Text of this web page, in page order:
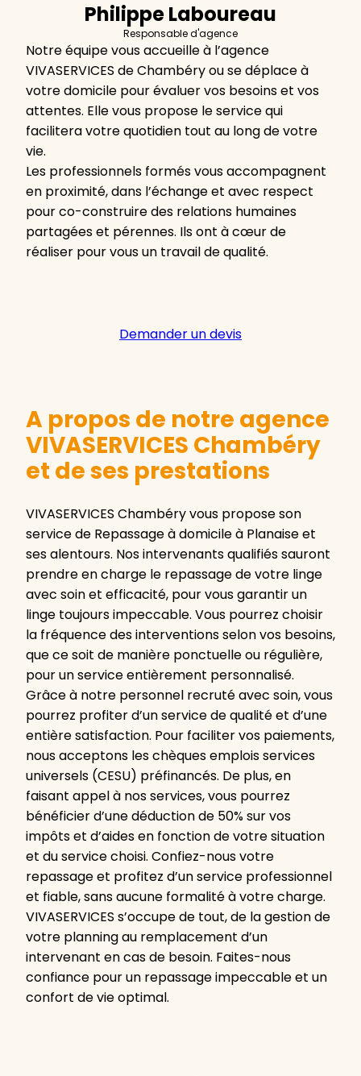
Philippe Laboureau
Responsable d'agence
Notre équipe vous accueille à l’agence
VIVASERVICES de Chambéry ou se déplace à
votre domicile pour évaluer vos besoins et vos
attentes. Elle vous propose le service qui
facilitera votre quotidien tout au long de votre
vie.
Les professionnels formés vous accompagnent
en proximité, dans l’échange et avec respect
pour co-construire des relations humaines
partagées et pérennes. Ils ont à cœur de
réaliser pour vous un travail de qualité.
Demander un devis
A propos de notre agence
VIVASERVICES Chambéry
et de ses prestations
VIVASERVICES Chambéry vous propose son
service de Repassage à domicile à Planaise et
ses alentours. Nos intervenants qualifiés sauront
prendre en charge le repassage de votre linge
avec soin et efficacité, pour vous garantir un
linge toujours impeccable. Vous pourrez choisir
la fréquence des interventions selon vos besoins,
que ce soit de manière ponctuelle ou régulière,
pour un service entièrement personnalisé.
Grâce à notre personnel recruté avec soin, vous
pourrez profiter d’un service de qualité et d’une
entière satisfaction. Pour faciliter vos paiements,
nous acceptons les chèques emplois services
universels (CESU) préfinancés. De plus, en
faisant appel à nos services, vous pourrez
bénéficier d’une déduction de 50% sur vos
impôts et d’aides en fonction de votre situation
et du service choisi. Confiez-nous votre
repassage et profitez d’un service professionnel
et fiable, sans aucune formalité à votre charge.
VIVASERVICES s’occupe de tout, de la gestion de
votre planning au remplacement d’un
intervenant en cas de besoin. Faites-nous
confiance pour un repassage impeccable et un
confort de vie optimal.